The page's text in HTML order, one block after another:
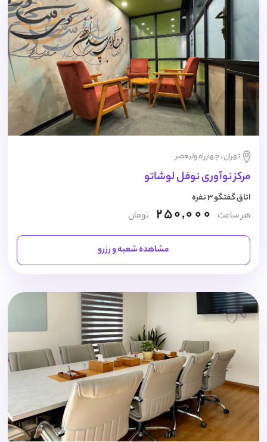
تهران ، چهارراه ولیعصر
مرکز نوآوری نوفل لوشاتو
اتاق گفتگو 3 نفره
هر ساعت 250,000 تومان
مشاهده شعبه و رزرو